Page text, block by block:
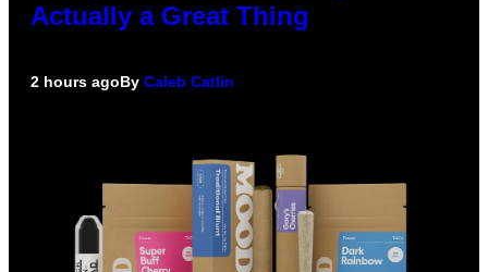
Actually a Great Thing
2 hours agoBy Caleb Catlin